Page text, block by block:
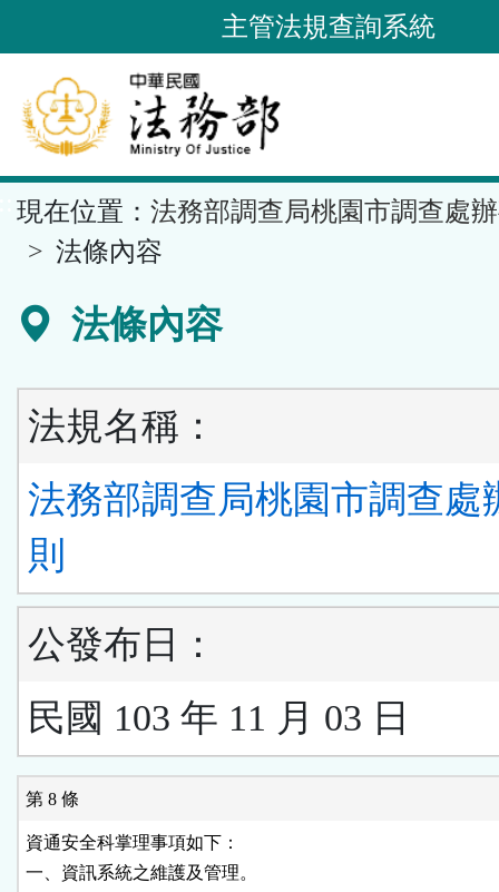
到
要
內
容
區
塊
主管法規查詢系統
現在位置： 法務部調查局桃園市調查處
法條內容
法條內容
法規名稱：
法務部調查局桃園市調查處
則
公發布日：
民國 103 年 11 月 03 日
第 8 條
資通安全科掌理事項如下：
一、資訊系統之維護及管理。